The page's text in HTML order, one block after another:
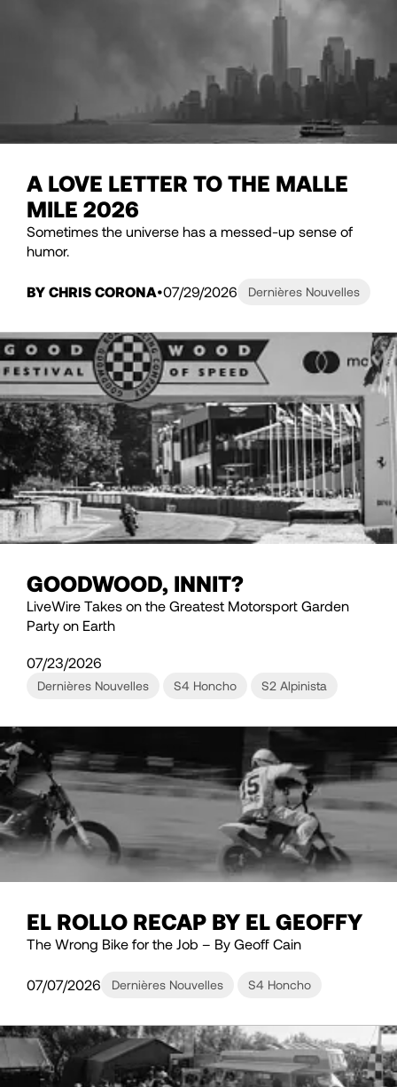
A LOVE LETTER TO THE MALLE
MILE 2026
Sometimes the universe has a messed-up sense of
humor.
BY CHRIS CORONA 07/29/2026 Dernières Nouvelles
GOODWOOD, INNIT?
LiveWire Takes on the Greatest Motorsport Garden
Party on Earth
07/23/2026
Dernières Nouvelles S4 Honcho S2 Alpinista
EL ROLLO RECAP BY EL GEOFFY
The Wrong Bike for the Job – By Geoff Cain
07/07/2026 Dernières Nouvelles S4 Honcho